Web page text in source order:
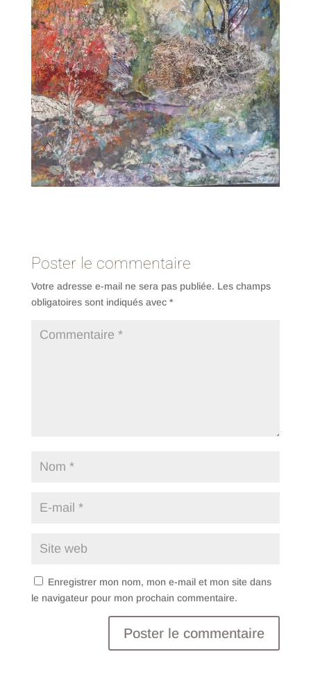
Poster le commentaire
Votre adresse e-mail ne sera pas publiée. Les champs
obligatoires sont indiqués avec *
Enregistrer mon nom, mon e-mail et mon site dans
le navigateur pour mon prochain commentaire.